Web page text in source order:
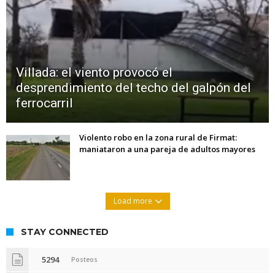
Villada: el viento provocó el
desprendimiento del techo del galpón del
ferrocarril
Violento robo en la zona rural de Firmat:
maniataron a una pareja de adultos mayores
Load more
STAY CONNECTED
5294 Posteos